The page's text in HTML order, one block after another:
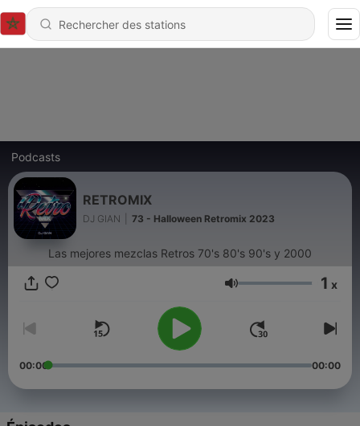
Podcasts
RETROMIX
DJ GIAN 73 - Halloween Retromix 2023
Las mejores mezclas Retros 70's 80's 90's y 2000
Volume 1 x
00:00 00:00